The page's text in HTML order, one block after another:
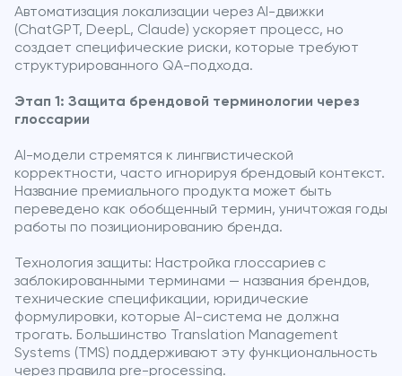
Автоматизация локализации через AI-движки
(ChatGPT, DeepL, Claude) ускоряет процесс, но
создает специфические риски, которые требуют
структурированного QA-подхода.
Этап 1: Защита брендовой терминологии через
глоссарии
AI-модели стремятся к лингвистической
корректности, часто игнорируя брендовый контекст.
Название премиального продукта может быть
переведено как обобщенный термин, уничтожая годы
работы по позиционированию бренда.
Технология защиты: Настройка глоссариев с
заблокированными терминами — названия брендов,
технические спецификации, юридические
формулировки, которые AI-система не должна
трогать. Большинство Translation Management
Systems (TMS) поддерживают эту функциональность
через правила pre-processing.